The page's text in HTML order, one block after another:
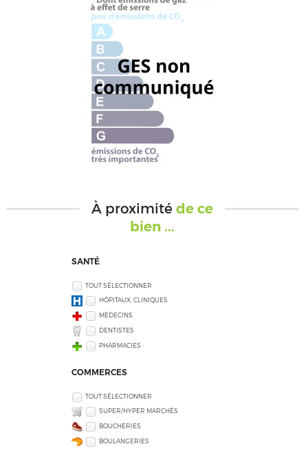
À proximitéde ce
bien ...
SANTÉ
TOUT SÉLECTIONNER
HÔPITAUX, CLINIQUES
MÉDECINS
DENTISTES
PHARMACIES
COMMERCES
TOUT SÉLECTIONNER
SUPER/HYPER MARCHÉS
BOUCHERIES
BOULANGERIES